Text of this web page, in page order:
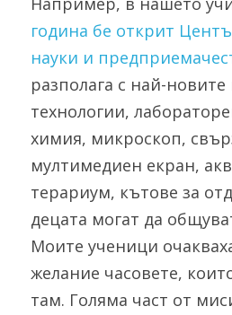
година бе открит
науки и
разполага с най-
технологии,
химия, микроскоп,
мултимедиен екран,
терариум, кътове за
децата могат да
Моите ученици
желание часовете,
там. Голяма част от